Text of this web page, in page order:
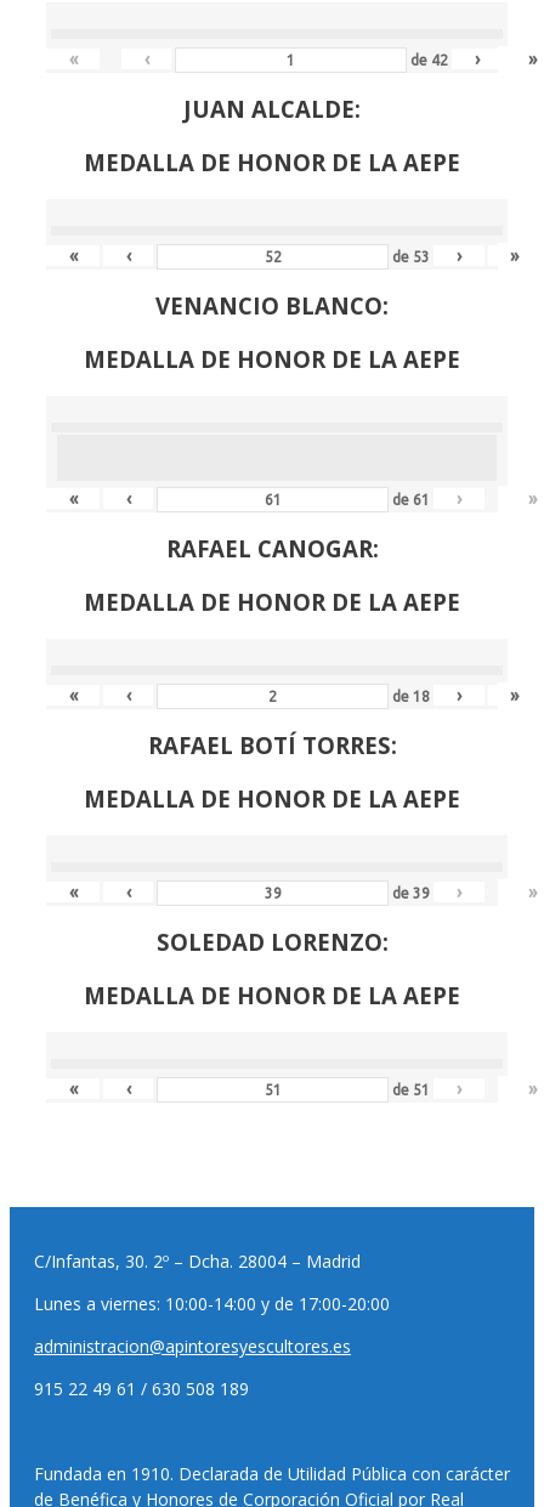
« ‹ de 42 › »
JUAN ALCALDE:
MEDALLA DE HONOR DE LA AEPE
« ‹ de 53 › »
VENANCIO BLANCO:
MEDALLA DE HONOR DE LA AEPE
« ‹ de 61 › »
RAFAEL CANOGAR:
MEDALLA DE HONOR DE LA AEPE
« ‹ de18 › »
RAFAEL BOTÍ TORRES:
MEDALLA DE HONOR DE LA AEPE
« ‹ de39 › »
SOLEDAD LORENZO:
MEDALLA DE HONOR DE LA AEPE
« ‹ de 51 › »
C/Infantas, 30. 2º – Dcha. 28004 – Madrid
Lunes a viernes: 10:00-14:00 y de 17:00-20:00
administracion@apintoresyescultores.es
915 22 49 61 / 630 508 189
Fundada en 1910. Declarada de Utilidad Pública con carácter
de Benéfica y Honores de Corporación Oficial por Real